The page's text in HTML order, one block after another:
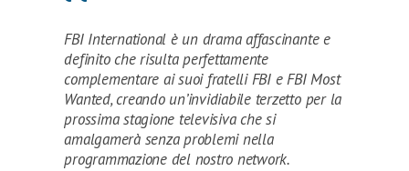
FBI International è un drama affascinante e
definito che risulta perfettamente
complementare ai suoi fratelli FBI e FBI Most
Wanted, creando un’invidiabile terzetto per la
prossima stagione televisiva che si
amalgamerà senza problemi nella
programmazione del nostro network.